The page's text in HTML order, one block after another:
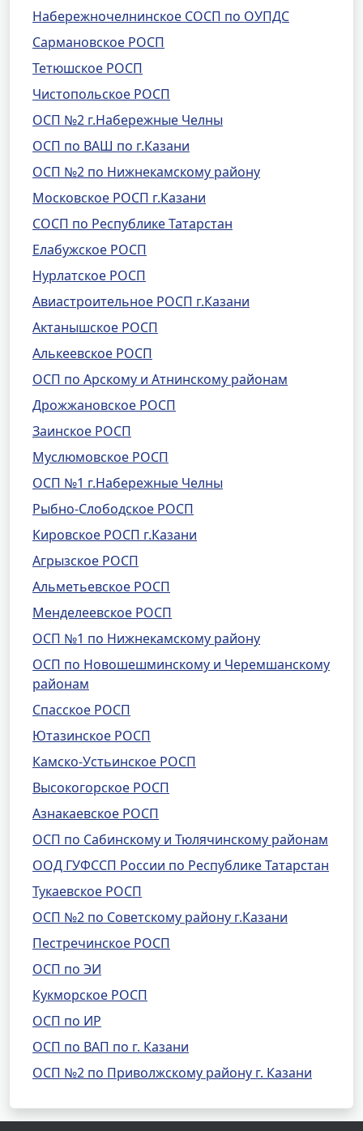
Набережночелнинское СОСП по ОУПДС
Сармановское РОСП
Тетюшское РОСП
Чистопольское РОСП
ОСП №2 г.Набережные Челны
ОСП по ВАШ по г.Казани
ОСП №2 по Нижнекамскому району
Московское РОСП г.Казани
СОСП по Республике Татарстан
Елабужское РОСП
Нурлатское РОСП
Авиастроительное РОСП г.Казани
Актанышское РОСП
Алькеевское РОСП
ОСП по Арскому и Атнинскому районам
Дрожжановское РОСП
Заинское РОСП
Муслюмовское РОСП
ОСП №1 г.Набережные Челны
Рыбно-Слободское РОСП
Кировское РОСП г.Казани
Агрызское РОСП
Альметьевское РОСП
Менделеевское РОСП
ОСП №1 по Нижнекамскому району
ОСП по Новошешминскому и Черемшанскому
районам
Спасское РОСП
Ютазинское РОСП
Камско-Устьинское РОСП
Высокогорское РОСП
Азнакаевское РОСП
ОСП по Сабинскому и Тюлячинскому районам
ООД ГУФССП России по Республике Татарстан
Тукаевское РОСП
ОСП №2 по Советскому району г.Казани
Пестречинское РОСП
ОСП по ЭИ
Кукморское РОСП
ОСП по ИР
ОСП по ВАП по г. Казани
ОСП №2 по Приволжскому району г. Казани